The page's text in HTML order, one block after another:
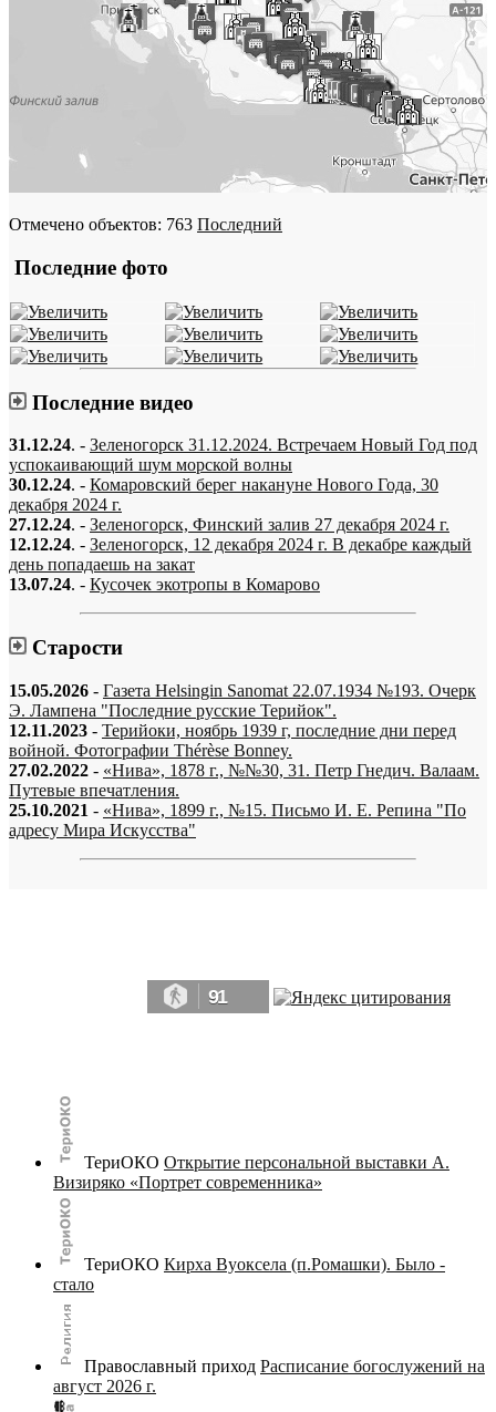
Отмечено объектов: 763 Последний
Последние фото
Последние видео
31.12.24. - Зеленогорск 31.12.2024. Встречаем Новый Год под
успокаивающий шум морской волны
30.12.24. - Комаровский берег накануне Нового Года, 30
декабря 2024 г.
27.12.24. - Зеленогорск, Финский залив 27 декабря 2024 г.
12.12.24. - Зеленогорск, 12 декабря 2024 г. В декабре каждый
день попадаешь на закат
13.07.24. - Кусочек экотропы в Комарово
Старости
15.05.2026 - Газета Helsingin Sanomat 22.07.1934 №193. Очерк
Э. Лампена "Последние русские Терийок".
12.11.2023 - Терийоки, ноябрь 1939 г, последние дни перед
войной. Фотографии Thérèse Bonney.
27.02.2022 - «Нива», 1878 г., №№30, 31. Петр Гнедич. Валаам.
Путевые впечатления.
25.10.2021 - «Нива», 1899 г., №15. Письмо И. Е. Репина "По
адресу Мира Искусства"
91
ТериОКО Открытие персональной выставки А.
Визиряко «Портрет современника»
ТериОКО Кирха Вуоксела (п.Ромашки). Было -
стало
Православный приход Расписание богослужений на
август 2026 г.